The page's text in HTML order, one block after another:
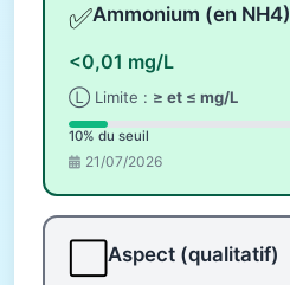
✅Ammonium (en NH4)
<0,01 mg/L
Ⓛ Limite : ≥ et ≤ mg/L
10% du seuil
21/07/2026
Aspect (qualitatif)